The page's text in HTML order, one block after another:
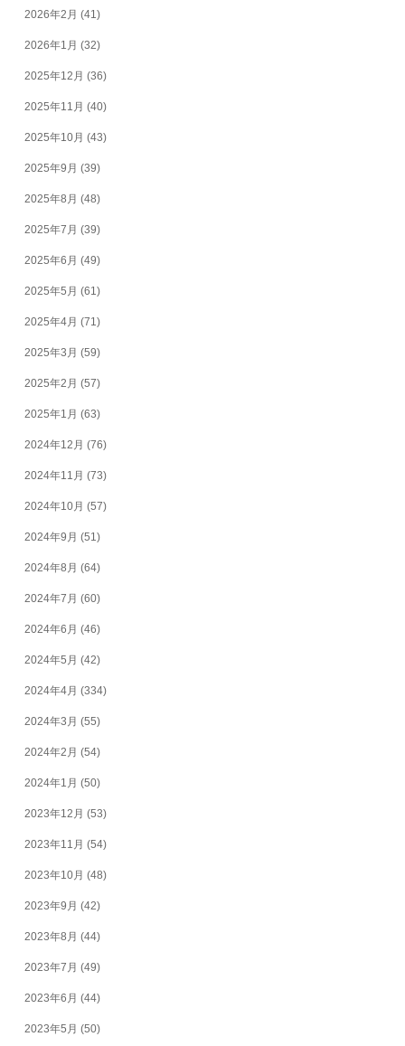
2026年2月 (41)
2026年1月 (32)
2025年12月 (36)
2025年11月 (40)
2025年10月 (43)
2025年9月 (39)
2025年8月 (48)
2025年7月 (39)
2025年6月 (49)
2025年5月 (61)
2025年4月 (71)
2025年3月 (59)
2025年2月 (57)
2025年1月 (63)
2024年12月 (76)
2024年11月 (73)
2024年10月 (57)
2024年9月 (51)
2024年8月 (64)
2024年7月 (60)
2024年6月 (46)
2024年5月 (42)
2024年4月 (334)
2024年3月 (55)
2024年2月 (54)
2024年1月 (50)
2023年12月 (53)
2023年11月 (54)
2023年10月 (48)
2023年9月 (42)
2023年8月 (44)
2023年7月 (49)
2023年6月 (44)
2023年5月 (50)